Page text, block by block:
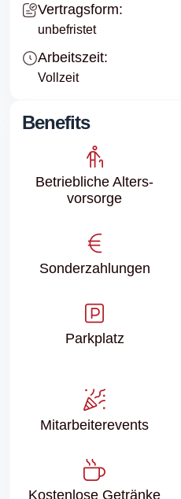
Vertragsform:
unbefristet
Arbeitszeit:
Vollzeit
Benefits
Betriebliche Alters­
vorsorge
Sonder­zahlungen
Parkplatz
Mitarbeiter­events
Kostenlose Getränke